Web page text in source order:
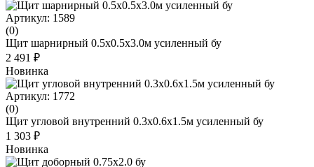
Артикул: 1589
(0)
Щит шарнирный 0.5х0.5х3.0м усиленный бу
2 491 ₽
Новинка
Артикул: 1772
(0)
Щит угловой внутренний 0.3х0.6х1.5м усиленный бу
1 303 ₽
Новинка